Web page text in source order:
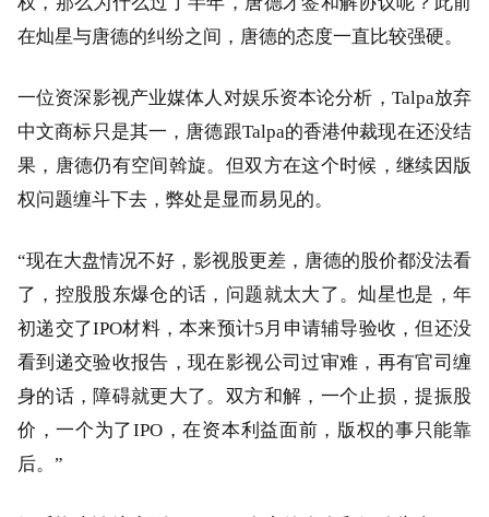
在灿星与唐德的纠纷之间，唐德的态度一直比较强硬。
一位资深影视产业媒体人对娱乐资本论分析，Talpa放弃
中文商标只是其一，唐德跟Talpa的香港仲裁现在还没结
果，唐德仍有空间斡旋。但双方在这个时候，继续因版
权问题缠斗下去，弊处是显而易见的。
“现在大盘情况不好，影视股更差，唐德的股价都没法看
了，控股股东爆仓的话，问题就太大了。灿星也是，年
初递交了IPO材料，本来预计5月申请辅导验收，但还没
看到递交验收报告，现在影视公司过审难，再有官司缠
身的话，障碍就更大了。双方和解，一个止损，提振股
价，一个为了IPO，在资本利益面前，版权的事只能靠
后。”